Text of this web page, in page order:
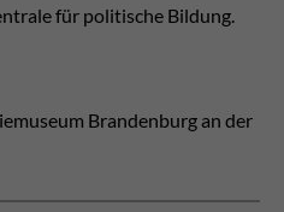
für politische Bildung.
Brandenburg an der